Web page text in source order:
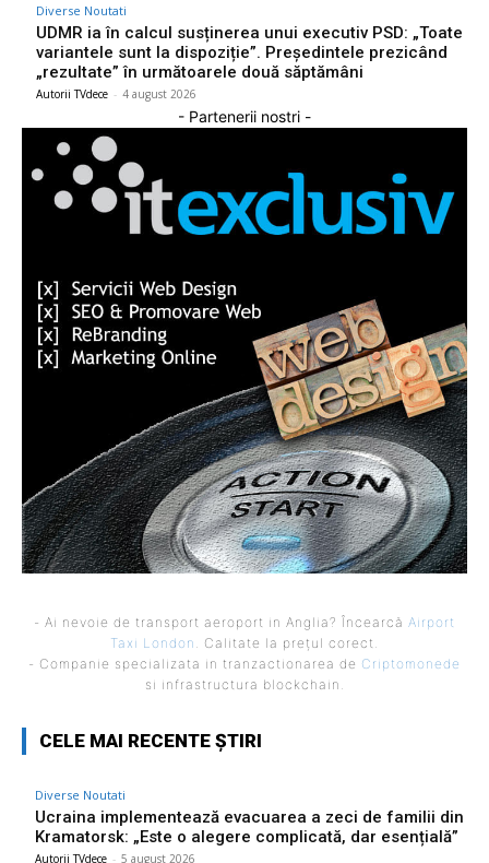
Diverse Noutati
UDMR ia în calcul susținerea unui executiv PSD: „Toate
variantele sunt la dispoziție”. Președintele prezicând
„rezultate” în următoarele două săptămâni
Autorii TVdece - 4 august 2026
- Partenerii nostri -
- Ai nevoie de transport aeroport in Anglia? Încearcă Airport
Taxi London
. Calitate la prețul corect.
- Companie specializata in tranzactionarea de Criptomonede
si infrastructura blockchain.
CELE MAI RECENTE ȘTIRI
Diverse Noutati
Ucraina implementează evacuarea a zeci de familii din
Kramatorsk: „Este o alegere complicată, dar esențială”
Autorii TVdece - 5 august 2026